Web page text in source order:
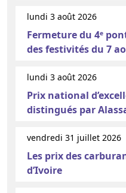
lundi 3 août 2026
Fermeture du 4ᵉ
des festivités du 7
lundi 3 août 2026
Prix national
distingués par
vendredi 31 juillet 2026
Les prix des
d’Ivoire